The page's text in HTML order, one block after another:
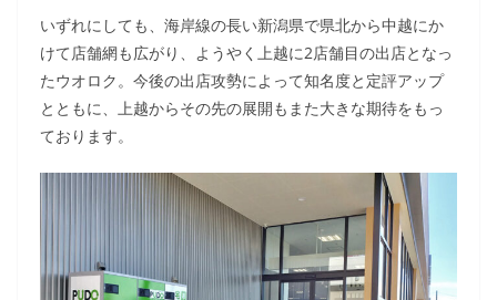
いずれにしても、海岸線の長い新潟県で県北から中越にか
けて店舗網も広がり、ようやく上越に2店舗目の出店となっ
たウオロク。今後の出店攻勢によって知名度と定評アップ
とともに、上越からその先の展開もまた大きな期待をもっ
ております。